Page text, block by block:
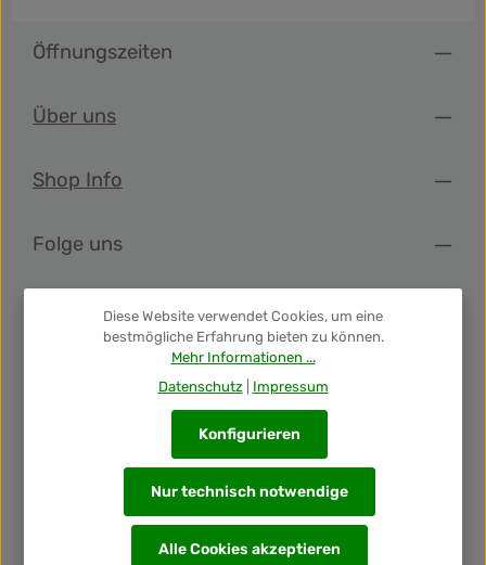
Öffnungszeiten
Über uns
Shop Info
Folge uns
Newsletter
Unsere Auszeichnungen
Alle Preise inkl. gesetzl. Mehrwertsteuer zzgl.
Diese Website verwendet Cookies, um eine
bestmögliche Erfahrung bieten zu können.
Mehr Informationen ...
Datenschutz| Impressum
Nur technisch notwendige
Konfigurieren
Alle Cookies akzeptieren